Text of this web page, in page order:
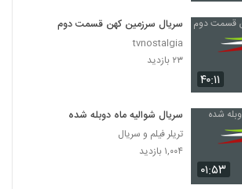
۴۰:۱۱
سریال سرزمین کهن قسمت دوم
tvnostalgia
۲۳ بازدید
۰۱:۵۳
سریال شوالیه ماه دوبله شده
تریلر فیلم و سریال
۱,۰۰۴ بازدید